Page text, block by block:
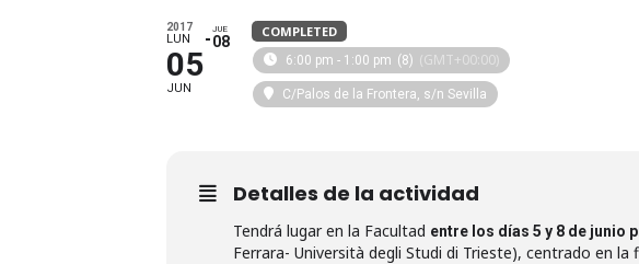
2017
LUN
05
JUN
JUE
08
COMPLETED
6:00 pm - 1:00 pm (8) (GMT+00:00)
C/Palos de la Frontera, s/n Sevilla
Detalles de la actividad
Tendrá lugar en la Facultad entre los días 5 y 8 de junio
Ferrara- Università degli Studi di Trieste), centrado en